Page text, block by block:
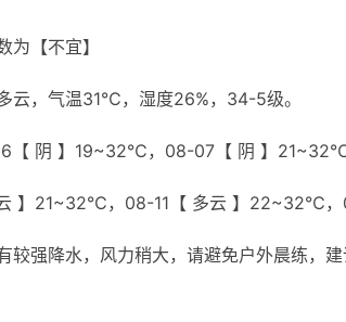
为【不宜】
云，气温31℃，湿度26%，34-5级。
【 阴 】19~32℃，08-07【 阴 】
】21~32℃，08-11【 多云 】22~32℃，
较强降水，风力稍大，请避免户外晨练，